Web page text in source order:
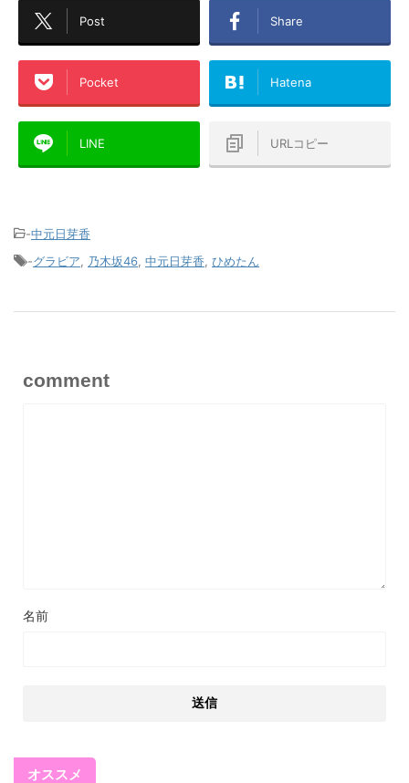
Post Share
Pocket Hatena
LINE URLコピー
-中元日芽香
-グラビア 乃木坂46 中元日芽香 ひめたん
comment
名前
オススメ